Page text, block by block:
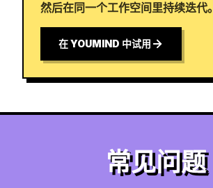
然后在同一个工作空间里持续迭代。
在 YOUMIND 中试用
常见问题